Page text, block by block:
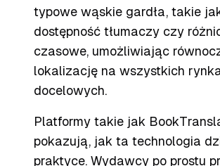
typowe wąskie gardła, takie
dostępność tłumaczy czy
czasowe, umożliwiając
lokalizację na wszystkich
docelowych.
Platformy takie jak
pokazują, jak ta technologia
praktyce. Wydawcy po prostu